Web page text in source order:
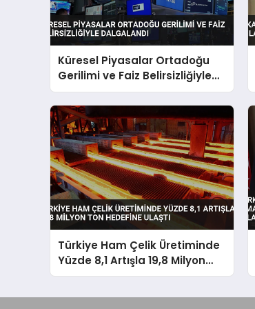
Küresel Piyasalar Ortadoğu
Gerilimi ve Faiz Belirsizliğiyle
Dalgalandı
Türkiye Ham Çelik Üretiminde
Yüzde 8,1 Artışla 19,8 Milyon
Ton Hedefine Ulaştı